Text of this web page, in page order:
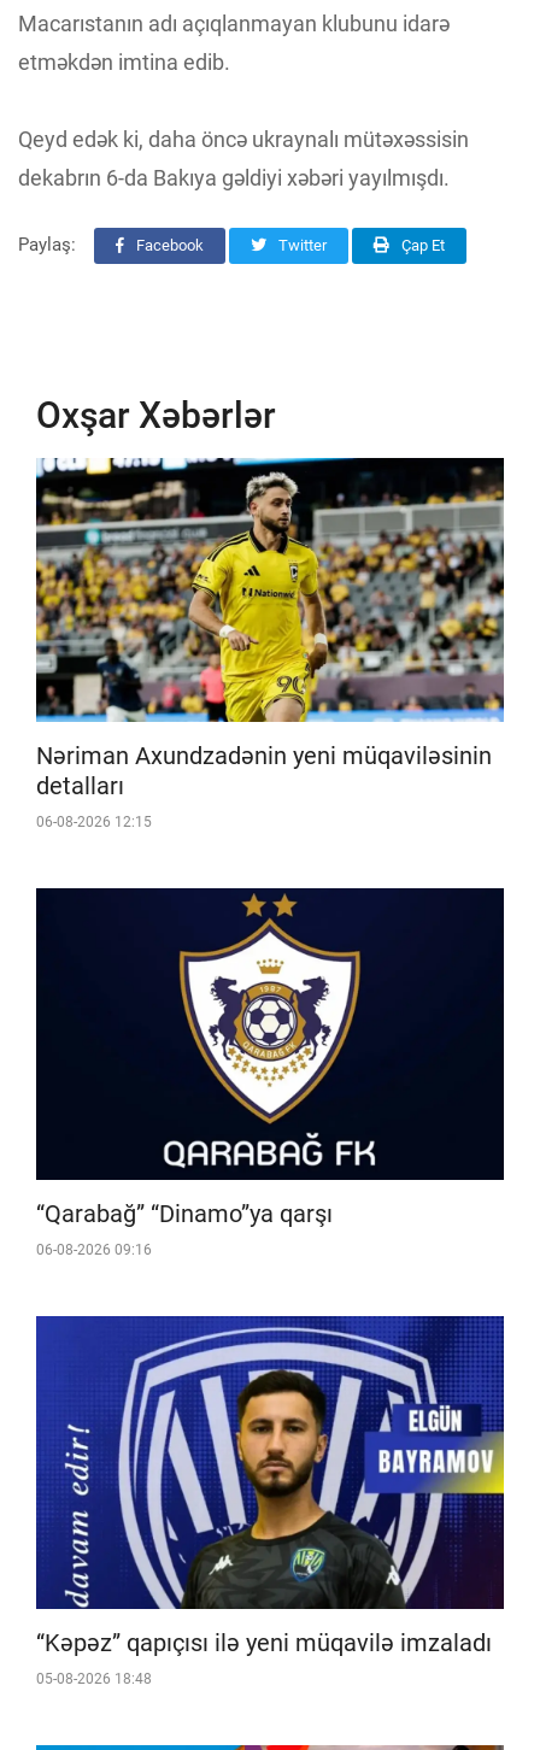
Macarıstanın adı açıqlanmayan klubunu idarə
etməkdən imtina edib.
Qeyd edək ki, daha öncə ukraynalı mütəxəssisin
dekabrın 6-da Bakıya gəldiyi xəbəri yayılmışdı.
Paylaş: Facebook Twitter Çap Et
Oxşar Xəbərlər
Nəriman Axundzadənin yeni müqaviləsinin
detalları
06-08-2026 12:15
“Qarabağ” “Dinamo”ya qarşı
06-08-2026 09:16
“Kəpəz” qapıçısı ilə yeni müqavilə imzaladı
05-08-2026 18:48